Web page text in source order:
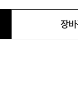
장바